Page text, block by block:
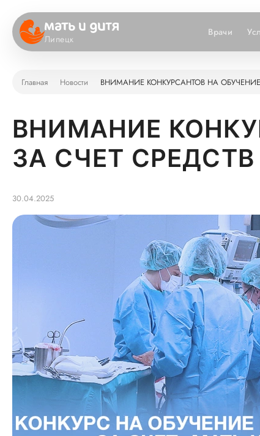
Липецк
Врачи
Главная Новости ВНИМАНИЕ КОНКУРСАНТОВ НА
ВНИМАНИЕ
ЗА СЧЕТ
30.04.2025